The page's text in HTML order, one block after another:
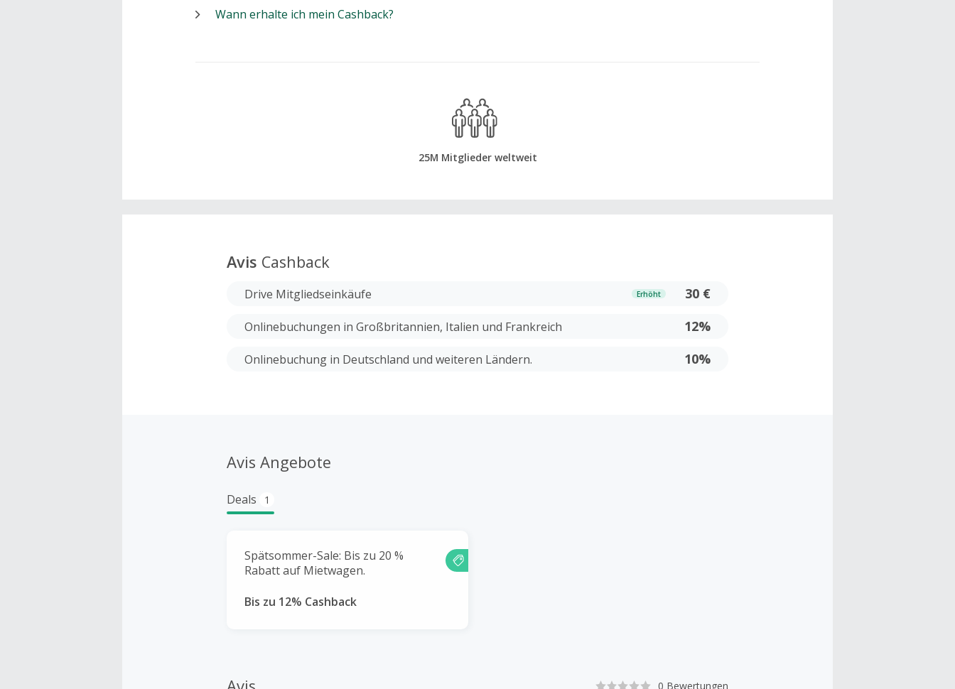
Wann erhalte ich mein Cashback?
25M Mitglieder weltweit
Avis Cashback
Drive Mitgliedseinkäufe Erhöht 30 €
Onlinebuchungen in Großbritannien, Italien und Frankreich 12%
Onlinebuchung in Deutschland und weiteren Ländern. 10%
Avis Angebote
Deals 1
Spätsommer-Sale: Bis zu 20 %
Rabatt auf Mietwagen.
Bis zu 12% Cashback
0 Bewertungen